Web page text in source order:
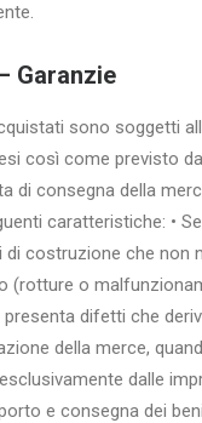
Garanzie
sono soggetti
così come previsto
di consegna della
caratteristiche: •
costruzione che non
(rotture o
presenta difetti che
della merce,
dalle
e consegna dei